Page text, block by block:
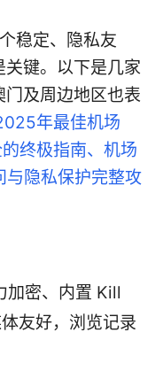
稳定、隐私友
键。以下是几家
及周边地区也表
年最佳机场
终极指南、机场
与隐私保护完整攻
加密、内置 Kill
友好，浏览记录